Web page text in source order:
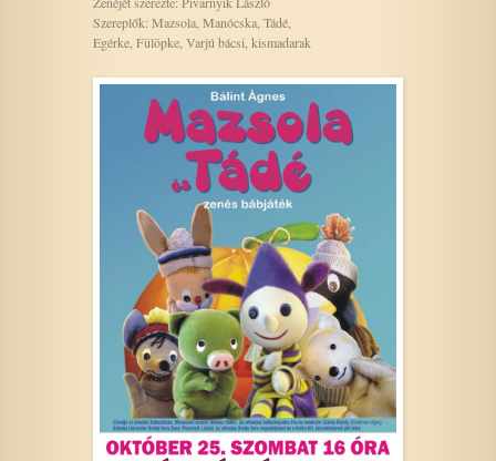
Szereplők: Mazsola, Manócska, Tádé,
Egérke, Fülöpke, Varjú bácsi, kismadarak